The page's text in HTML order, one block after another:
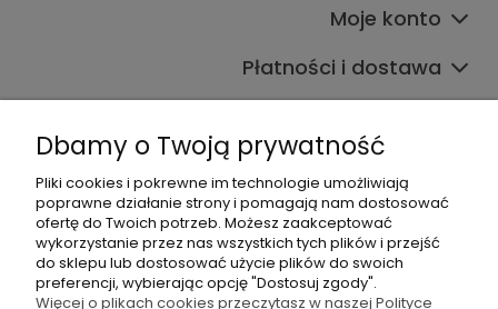
Moje konto
Płatności i dostawa
Dbamy o Twoją prywatność
Pliki cookies i pokrewne im technologie umożliwiają
poprawne działanie strony i pomagają nam dostosować
ofertę do Twoich potrzeb. Możesz zaakceptować
wykorzystanie przez nas wszystkich tych plików i przejść
do sklepu lub dostosować użycie plików do swoich
preferencji, wybierając opcję "Dostosuj zgody".
Więcej o plikach cookies przeczytasz w naszej Polityce